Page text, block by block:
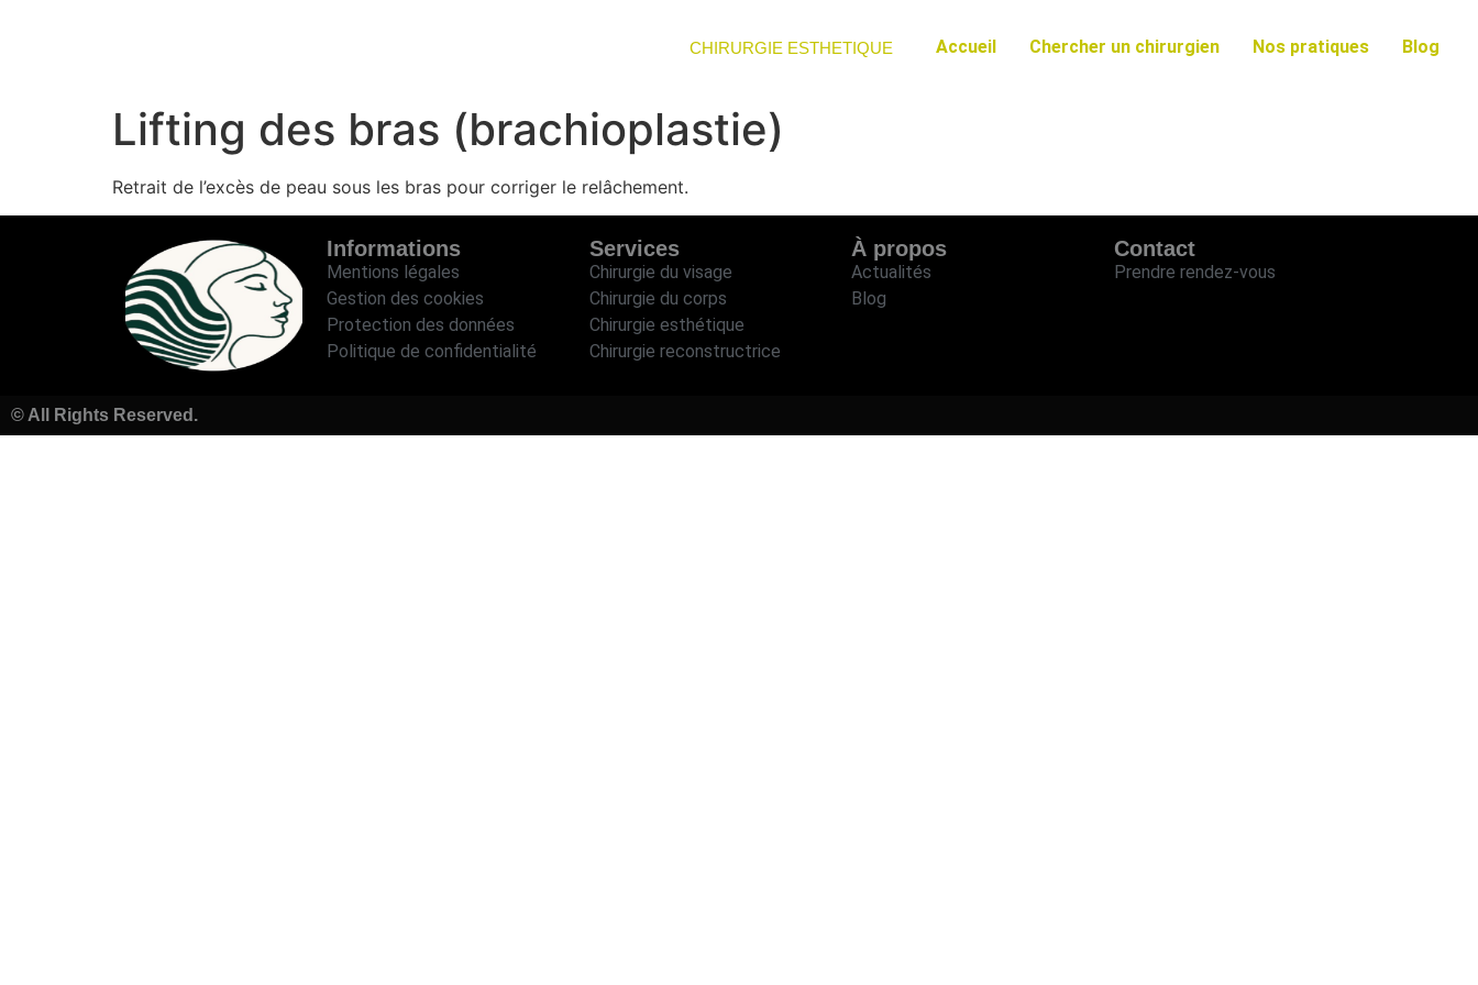
Accueil Chercher un chirurgien Nos pratiques Blog
CHIRURGIE ESTHETIQUE
Lifting des bras (brachioplastie)
Retrait de l’excès de peau sous les bras pour corriger le relâchement.
Informations
Mentions légales
Gestion des cookies
Protection des données
Politique de confidentialité
Services
Chirurgie du visage
Chirurgie du corps
Chirurgie esthétique
Chirurgie reconstructrice
À propos
Actualités
Blog
Contact
Prendre rendez-vous
© All Rights Reserved.